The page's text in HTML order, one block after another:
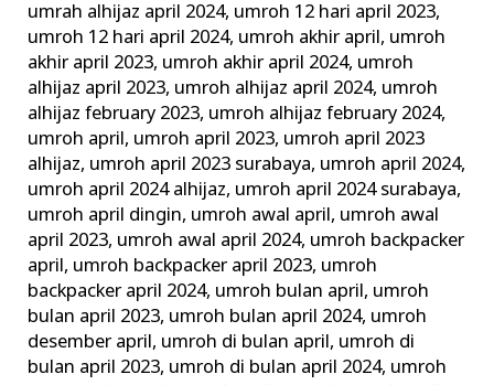
umrah alhijaz april 2024, umroh 12 hari april 2023,
umroh 12 hari april 2024, umroh akhir april, umroh
akhir april 2023, umroh akhir april 2024, umroh
alhijaz april 2023, umroh alhijaz april 2024, umroh
alhijaz february 2023, umroh alhijaz february 2024,
umroh april, umroh april 2023, umroh april 2023
alhijaz, umroh april 2023 surabaya, umroh april 2024,
umroh april 2024 alhijaz, umroh april 2024 surabaya,
umroh april dingin, umroh awal april, umroh awal
april 2023, umroh awal april 2024, umroh backpacker
april, umroh backpacker april 2023, umroh
backpacker april 2024, umroh bulan april, umroh
bulan april 2023, umroh bulan april 2024, umroh
desember april, umroh di bulan april, umroh di
bulan april 2023, umroh di bulan april 2024, umroh